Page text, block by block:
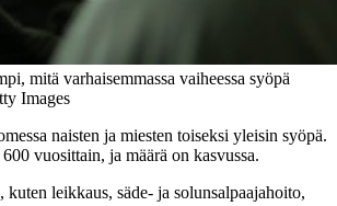
mitä varhaisemmassa vaiheessa syöpä
Images
naisten ja miesten toiseksi yleisin syöpä.
vuosittain, ja määrä on kasvussa.
kuten leikkaus, säde- ja solunsalpaajahoito,